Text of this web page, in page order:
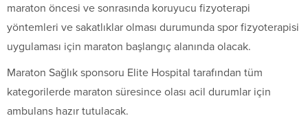
maraton öncesi ve sonrasında koruyucu fizyoterapi
yöntemleri ve sakatlıklar olması durumunda spor fizyoterapisi
uygulaması için maraton başlangıç alanında olacak.
Maraton Sağlık sponsoru Elite Hospital tarafından tüm
kategorilerde maraton süresince olası acil durumlar için
ambulans hazır tutulacak.